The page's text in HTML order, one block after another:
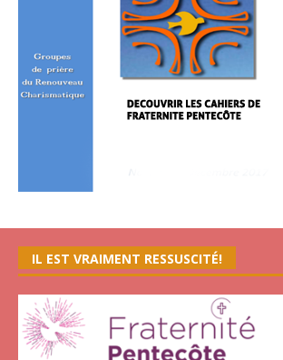
IL EST VRAIMENT RESSUSCITÉ!